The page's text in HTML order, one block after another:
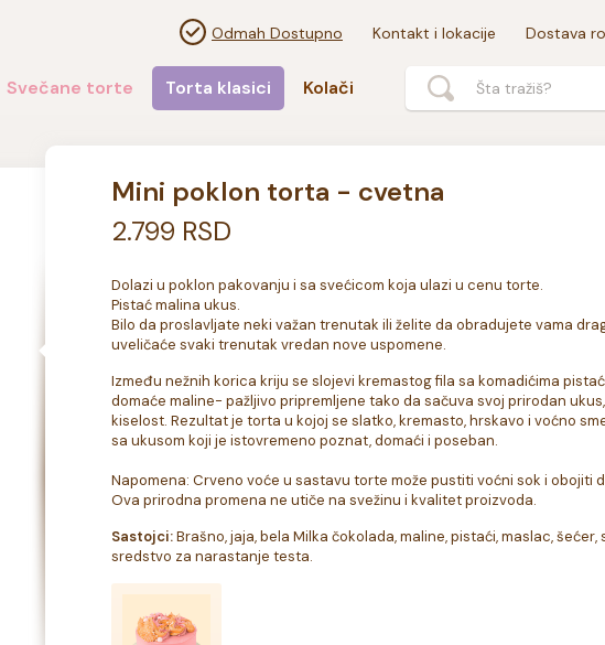
Odmah Dostupno Kontakt i lokacije Dostava
Svečane torte Torta klasici
Kolači
Mini poklon torta - cvetna
2.799 RSD
Dolazi u poklon pakovanju i sa svećicom koja ulazi u cenu torte.
Pistać malina ukus.
Bilo da proslavljate neki važan trenutak ili želite da obradujete vama
uveličaće svaki trenutak vredan nove uspomene.
Između nežnih korica kriju se slojevi kremastog fila sa komadićima
domaće maline- pažljivo pripremljene tako da sačuva svoj prirodan
kiselost. Rezultat je torta u kojoj se slatko, kremasto, hrskavo i voćno
sa ukusom koji je istovremeno poznat, domaći i poseban.
Napomena: Crveno voće u sastavu torte može pustiti voćni sok i obojiti
Ova prirodna promena ne utiče na svežinu i kvalitet proizvoda.
Sastojci: Brašno, jaja, bela Milka čokolada, maline, pistaći, maslac,
sredstvo za narastanje testa.